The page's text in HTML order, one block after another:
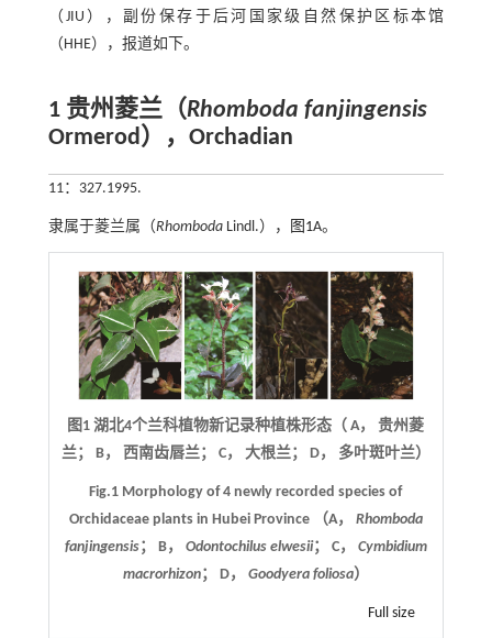
（JIU），副份保存于后河国家级自然保护区标本馆
（HHE），报道如下。
1 贵州菱兰（Rhomboda fanjingensis
Ormerod），Orchadian
11：327.1995.
隶属于菱兰属（RhombodaLindl.）， 图1A。
图1 湖北4个兰科植物新记录种植株形态（ A， 贵州菱
兰； B， 西南齿唇兰； C， 大根兰； D， 多叶斑叶兰）
Fig.1 Morphology of 4 newly recorded species of
Orchidaceae plants in Hubei Province （A， Rhomboda
fanjingensis； B， Odontochilus elwesii； C， Cymbidium
macrorhizon； D， Goodyera foliosa）
Full size